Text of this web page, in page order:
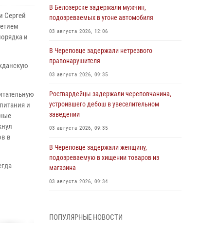
Сергей
и
и
в
В Белозерске задержали мужчин,
подозреваемых в угоне автомобиля
03 августа 2026, 12:06
В Череповце задержали нетрезвого
правонарушителя
03 августа 2026, 09:35
Росгвардейцы задержали череповчанина,
устроившего дебош в увеселительном
заведении
03 августа 2026, 09:35
В Череповце задержали женщину,
подозреваемую в хищении товаров из
магазина
03 августа 2026, 09:34
округа Росгвардии по спортивному и боевому
ПОПУЛЯРНЫЕ НОВОСТИ